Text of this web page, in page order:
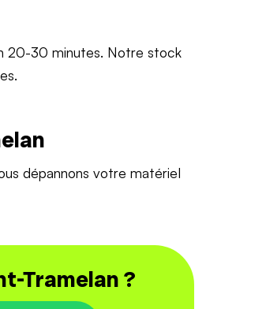
20-30 minutes. Notre stock
dépannons votre matériel
Tramelan ?